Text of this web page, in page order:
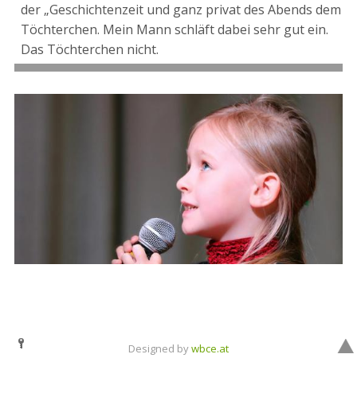
der „Geschichtenzeit und ganz privat des Abends dem
Töchterchen. Mein Mann schläft dabei sehr gut ein.
Das Töchterchen nicht.
Designed bywbce.at